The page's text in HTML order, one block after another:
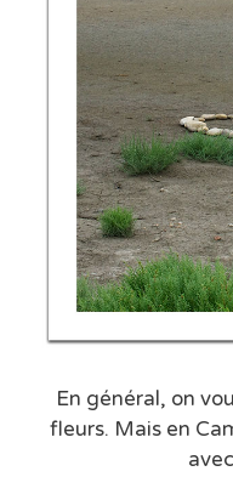
En général, on
fleurs. Mais en